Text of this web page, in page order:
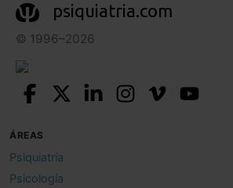
psiquiatria.com
© 1996–2026
ÁREAS
Psiquiatría
Psicología